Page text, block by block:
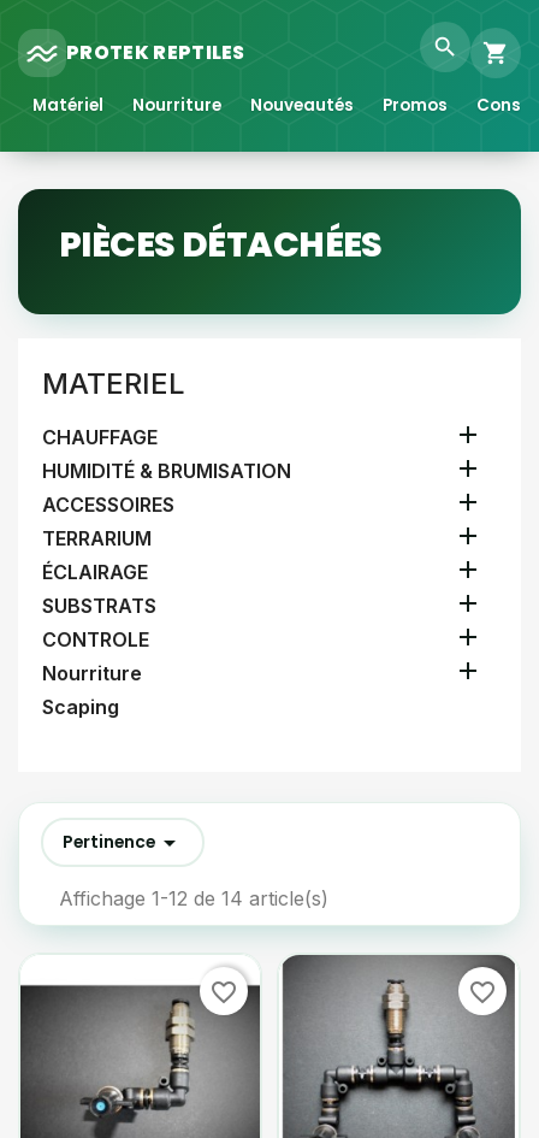
PROTEK REPTILES
Matériel Nourriture Nouveautés Promos
search shopping_cart
PIÈCES DÉTACHÉES
MATERIEL
CHAUFFAGE 
HUMIDITÉ & BRUMISATION 
ACCESSOIRES 
TERRARIUM 
ÉCLAIRAGE 
SUBSTRATS 
CONTROLE 
Nourriture 
Scaping
Pertinence
Affichage 1-12 de 14 article(s)
favorite_border favorite_border